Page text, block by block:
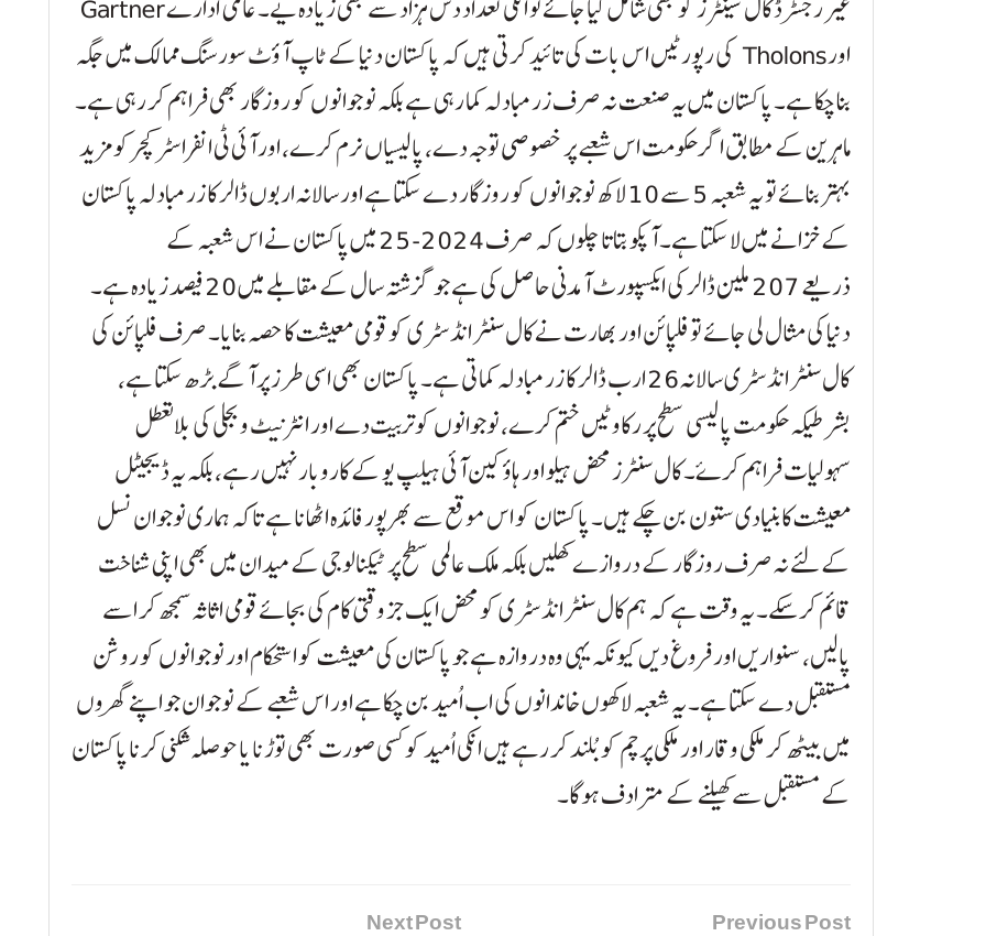
غیر رجسٹرڈ کال سینٹرز کو بھی شامل کیا جائے تو انکی تعداد دس ہزاد سے بھی زیادہ یے۔ عالمی ادارے Gartner
اور Tholons کی رپورٹیں اس بات کی تائید کرتی ہیں کہ پاکستان دنیا کے ٹاپ آؤٹ سورسنگ ممالک میں جگہ
بنا چکا ہے۔ پاکستان میں یہ صنعت نہ صرف زرمبادلہ کما رہی ہے بلکہ نوجوانوں کو روزگار بھی فراہم کر رہی ہے۔
ماہرین کے مطابق اگر حکومت اس شعبے پر خصوصی توجہ دے، پالیسیاں نرم کرے، اور آئی ٹی انفراسٹرکچر کو مزید
بہتر بنائے تو یہ شعبہ 5 سے 10 لاکھ نوجوانوں کو روزگار دے سکتا ہے اور سالانہ اربوں ڈالر کا زرمبادلہ پاکستان
کے خزانے میں لا سکتا ہے۔ آپکو بتاتا چلوں کہ صرف 2024-25 میں پاکستان نے اس شعبہ کے
ذریعے 207 ملین ڈالر کی ایکسپورٹ آمدنی حاصل کی ہے جو گزشتہ سال کے مقابلے میں 20 فیصد زیادہ ہے۔
دنیا کی مثال لی جائے تو فلپائن اور بھارت نے کال سنٹر انڈسٹری کو قومی معیشت کا حصہ بنایا۔ صرف فلپائن کی
کال سنٹر انڈسٹری سالانہ 26 ارب ڈالر کا زرمبادلہ کماتی ہے۔ پاکستان بھی اسی طرز پر آگے بڑھ سکتا ہے،
بشرطیکہ حکومت پالیسی سطح پر رکاوٹیں ختم کرے، نوجوانوں کو تربیت دے اور انٹرنیٹ و بجلی کی بلاتعطل
سہولیات فراہم کرۓ۔ کال سنٹرز محض ہیلو اور ہاؤ کین آئی ہیلپ یو کے کاروبار نہیں رہے، بلکہ یہ ڈیجیٹل
معیشت کا بنیادی ستون بن چکے ہیں۔ پاکستان کو اس موقع سے بھرپور فائدہ اٹھانا ہے تاکہ ہماری نوجوان نسل
کے لئے نہ صرف روزگار کے دروازے کھلیں بلکہ ملک عالمی سطح پر ٹیکنالوجی کے میدان میں بھی اپنی شناخت
قائم کر سکے۔ یہ وقت ہے کہ ہم کال سنٹر انڈسٹری کو محض ایک جز وقتی کام کی بجائے قومی اثاثہ سمجھ کر اسے
پالیں، سنواریں اور فروغ دیں کیونکہ یہی وہ دروازہ ہے جو پاکستان کی معیشت کو استحکام اور نوجوانوں کو روشن
مستقبل دے سکتا ہے۔ یہ شعبہ لاکھوں خاندانوں کی اب اُمید بن چکا ہے اور اس شعبے کے نوجوان جو اپنے گھروں
میں بیٹھ کر ملکی وقار اور ملکی پرچم کو بُلند کر رہے ہیں انکی اُمید کو کسی صورت بھی توڑنا یا حوصلہ شکنی کرنا پاکستان
کے مستقبل سے کھیلنے کے مترادف ہوگا۔
Previous Post
Next Post